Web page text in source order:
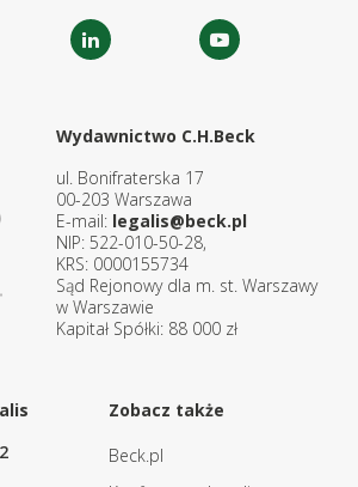
Wydawnictwo C.H.Beck
ul. Bonifraterska 17
00-203 Warszawa
E-mail: legalis@beck.pl
NIP: 522-010-50-28,
KRS: 0000155734
Sąd Rejonowy dla m. st. Warszawy
w Warszawie
Kapitał Spółki: 88 000 zł
Zobacz także
Beck.pl